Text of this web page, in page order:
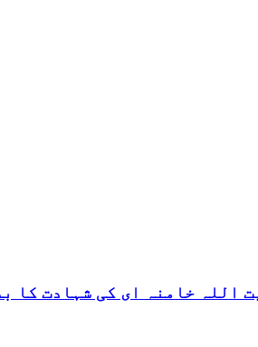
اللہ خامنہ ای کی شہادت کا